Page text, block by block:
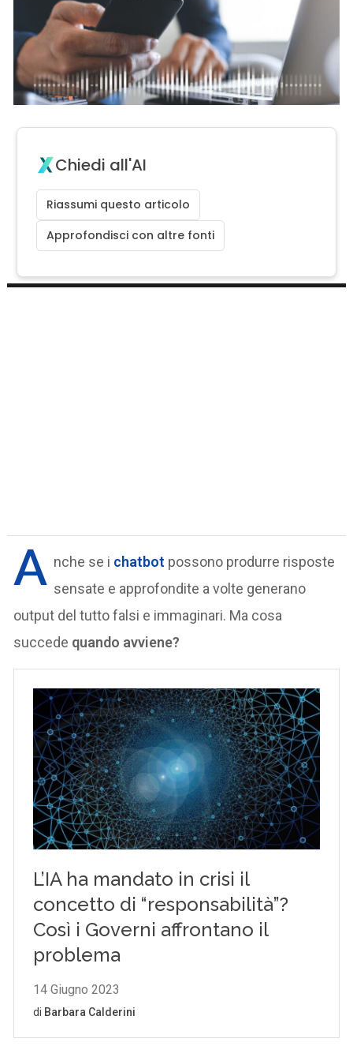
Chiedi all'AI
Riassumi questo articolo
Approfondisci con altre fonti
A nche se i chatbot possono produrre risposte
sensate e approfondite a volte generano
output del tutto falsi e immaginari. Ma cosa
succede quando avviene?